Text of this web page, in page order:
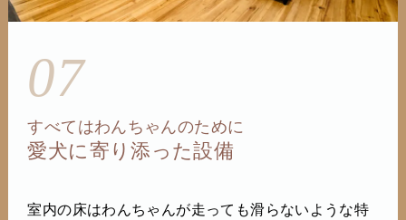
07
すべてはわんちゃんのために
愛犬に寄り添った設備
室内の床はわんちゃんが走っても滑らないような特